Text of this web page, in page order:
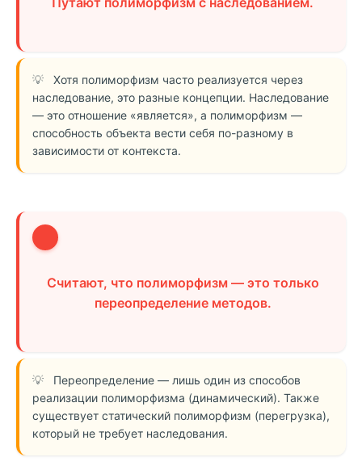
Хотя полиморфизм часто реализуется через
наследование, это разные концепции. Наследование
— это отношение «является», а полиморфизм —
способность объекта вести себя по-разному в
зависимости от контекста.
Считают, что полиморфизм — это только
переопределение методов.
Переопределение — лишь один из способов
реализации полиморфизма (динамический). Также
существует статический полиморфизм (перегрузка),
который не требует наследования.